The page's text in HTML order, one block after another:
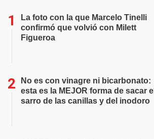
La foto con la que Marcelo Tinelli
confirmó que volvió con Milett
Figueroa
No es con vinagre ni bicarbonato:
esta es la MEJOR forma de sacar el
sarro de las canillas y del inodoro